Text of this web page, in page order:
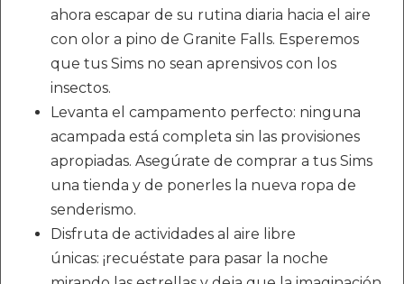
ahora escapar de su rutina diaria hacia el aire
con olor a pino de Granite Falls. Esperemos
que tus Sims no sean aprensivos con los
insectos.
Levanta el campamento perfecto: ninguna
acampada está completa sin las provisiones
apropiadas. Asegúrate de comprar a tus Sims
una tienda y de ponerles la nueva ropa de
senderismo.
Disfruta de actividades al aire libre
únicas: ¡recuéstate para pasar la noche